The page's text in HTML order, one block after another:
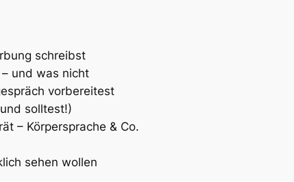
schreibst
und was nicht
vorbereitest
solltest!)
– Körpersprache & Co.
sehen wollen